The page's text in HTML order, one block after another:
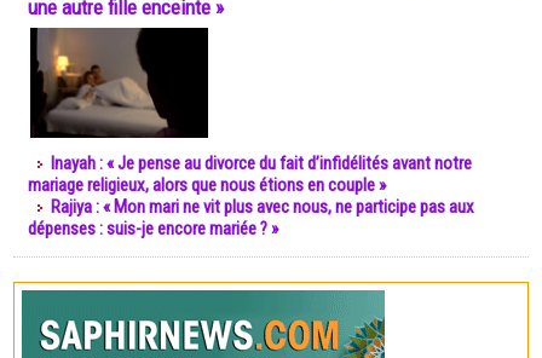
une autre fille enceinte »
Inayah : « Je pense au divorce du fait d’infidélités avant notre
mariage religieux, alors que nous étions en couple »
Rajiya : « Mon mari ne vit plus avec nous, ne participe pas aux
dépenses : suis-je encore mariée ? »